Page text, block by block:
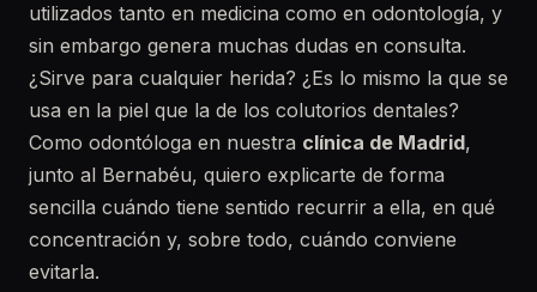
utilizados tanto en medicina como en odontología, y
sin embargo genera muchas dudas en consulta.
¿Sirve para cualquier herida? ¿Es lo mismo la que se
usa en la piel que la de los colutorios dentales?
Como odontóloga en nuestra clínica de Madrid,
junto al Bernabéu, quiero explicarte de forma
sencilla cuándo tiene sentido recurrir a ella, en qué
concentración y, sobre todo, cuándo conviene
evitarla.